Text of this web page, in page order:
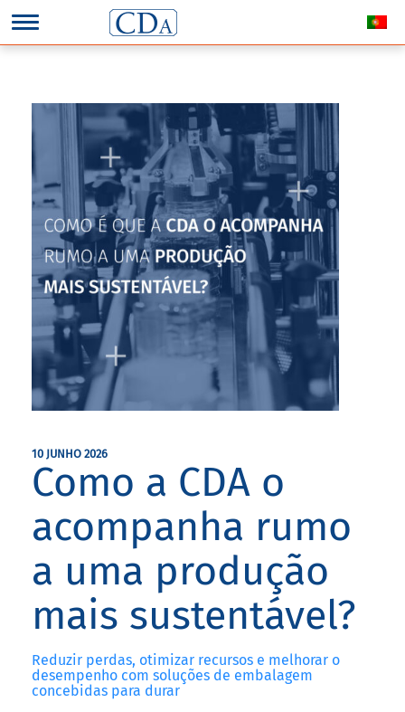
10 JUNHO 2026
Como a CDA o
acompanha rumo
a uma produção
mais sustentável?
Reduzir perdas, otimizar recursos e melhorar o
desempenho com soluções de embalagem
concebidas para durar